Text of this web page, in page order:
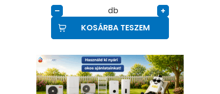
– db
+
KOSÁRBA TESZEM